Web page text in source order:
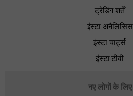
ट्रेडिंग शर्तें
इंस्टा अनैलिसिस
इंस्टा चार्ट्स
इंस्टा टीवी
नए लोगों के लिए